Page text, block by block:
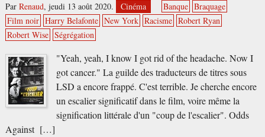
Par Renaud, jeudi 13 août 2020. Cinéma Banque Braquage
Film noir Harry Belafonte New York Racisme Robert Ryan
Robert Wise Ségrégation
"Yeah, yeah, I know I got rid of the headache. Now I
got cancer." La guilde des traducteurs de titres sous
LSD a encore frappé. C'est terrible. Je cherche encore
un escalier significatif dans le film, voire même la
signification littérale d'un "coup de l'escalier". Odds
Against […]